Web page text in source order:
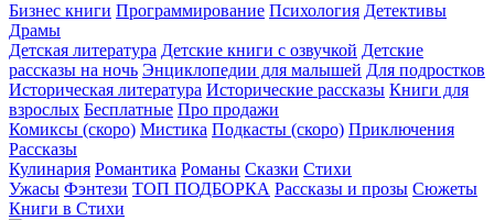
Бизнес книги Программирование Психология Детективы
Драмы
Детская литература Детские книги с озвучкой Детские
рассказы на ночь Энциклопедии для малышей Для подростков
Историческая литература Исторические рассказы Книги для
взрослых Бесплатные Про продажи
Комиксы (скоро) Мистика Подкасты (скоро) Приключения
Рассказы
Кулинария Романтика Романы Сказки Стихи
Ужасы Фэнтези ТОП ПОДБОРКА Рассказы и прозы Сюжеты
Книги в Стихи